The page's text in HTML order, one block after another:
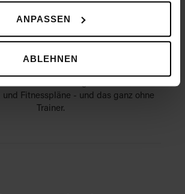
ANPASSEN
ABLEHNEN
Technologien steigern Sie nicht nur
durch maßgeschneiderte
und Fitnesspläne - und das ganz ohne
Trainer.